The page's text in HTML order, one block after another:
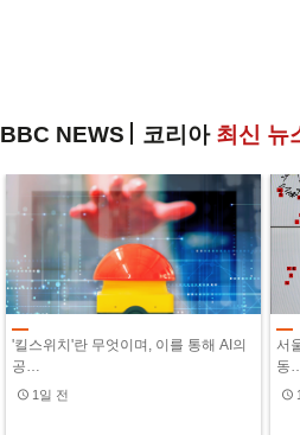
BBC NEWS 코리아 최신 뉴
'킬스위치'란 무엇이며, 이를 통해 AI의
공…
1일 전
서
동